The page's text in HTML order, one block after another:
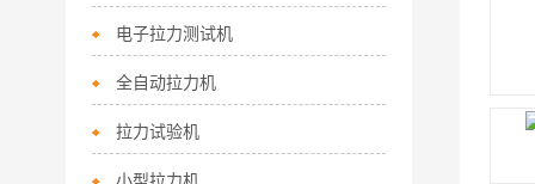
电子拉力测试机
全自动拉力机
拉力试验机